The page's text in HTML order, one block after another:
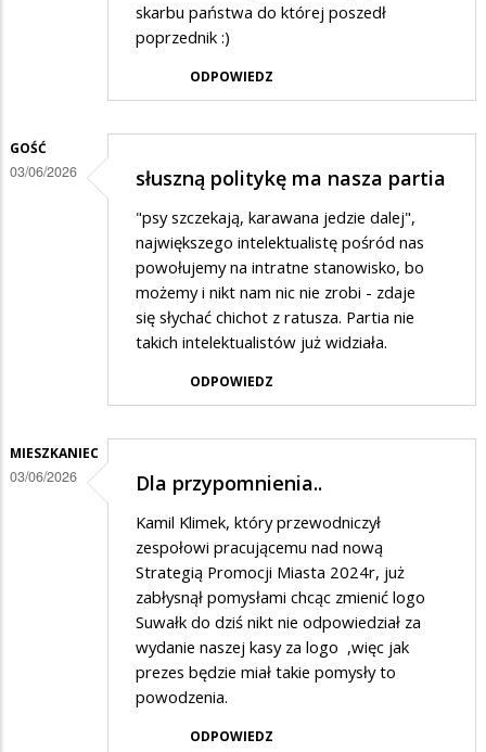
skarbu państwa do której poszedł
poprzednik :)
ODPOWIEDZ
GOŚĆ
03/06/2026 słuszną politykę ma nasza partia
"psy szczekają, karawana jedzie dalej",
największego intelektualistę pośród nas
powołujemy na intratne stanowisko, bo
możemy i nikt nam nic nie zrobi - zdaje
się słychać chichot z ratusza. Partia nie
takich intelektualistów już widziała.
ODPOWIEDZ
MIESZKANIEC
03/06/2026 Dla przypomnienia..
Kamil Klimek, który przewodniczył
zespołowi pracującemu nad nową
Strategią Promocji Miasta 2024r, już
zabłysnął pomysłami chcąc zmienić logo
Suwałk do dziś nikt nie odpowiedział za
wydanie naszej kasy za logo ,więc jak
prezes będzie miał takie pomysły to
powodzenia.
ODPOWIEDZ